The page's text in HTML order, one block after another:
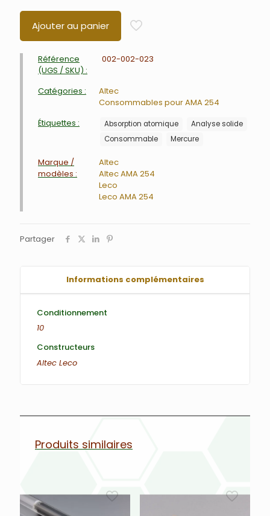
Ajouter au panier
Référence
(UGS / SKU) :
002-002-023
Catégories :
Altec
Consommables pour AMA 254
Étiquettes :
Absorption atomique
Analyse solide
Consommable
Mercure
Marque /
modèles :
Altec
Altec AMA 254
Leco
Leco AMA 254
Partager
Informations complémentaires
Conditionnement
10
Constructeurs
AltecLeco
Produits similaires